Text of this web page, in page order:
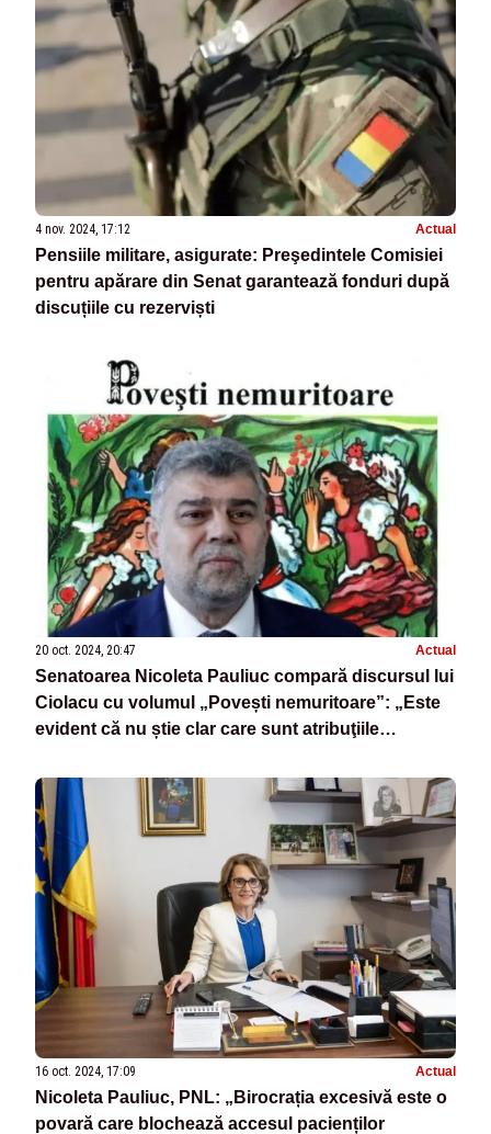
4 nov. 2024, 17:12 Actual
Pensiile militare, asigurate: Preşedintele Comisiei
pentru apărare din Senat garantează fonduri după
discuțiile cu rezerviști
20 oct. 2024, 20:47 Actual
Senatoarea Nicoleta Pauliuc compară discursul lui
Ciolacu cu volumul „Povești nemuritoare”: „Este
evident că nu știe clar care sunt atribuţiile
16 oct. 2024, 17:09 Actual
Nicoleta Pauliuc, PNL: „Birocrația excesivă este o
povară care blochează accesul pacienților